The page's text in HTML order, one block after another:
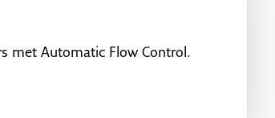
met Automatic Flow Control.